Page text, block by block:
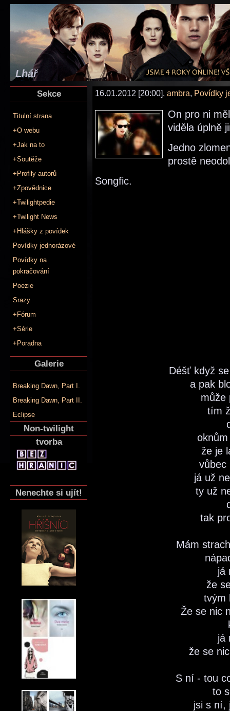
Lhář
Sekce
Titulní strana
+O webu
+Jak na to
+Soutěže
+Profily autorů
+Zpovědnice
+Twilightpedie
+Twilight News
+Hlášky z povídek
Povídky jednorázové
Povídky na
pokračování
Poezie
Srazy
+Fórum
+Série
+Poradna
Galerie
Breaking Dawn, Part I.
Breaking Dawn, Part II.
Eclipse
Non-twilight
tvorba
Nenechte si ujít!
16.01.2012 [20:00], ambra, Povídky
On pro ni
viděla úplně
Jedno
prostě
Songfic.
Déšť když
a pak
může
tím
že je
vůbec
já už
ty už
tak
Mám
já
že
tvým
Že se nic
já
že se
S ní - tou
to
jsi s ní,